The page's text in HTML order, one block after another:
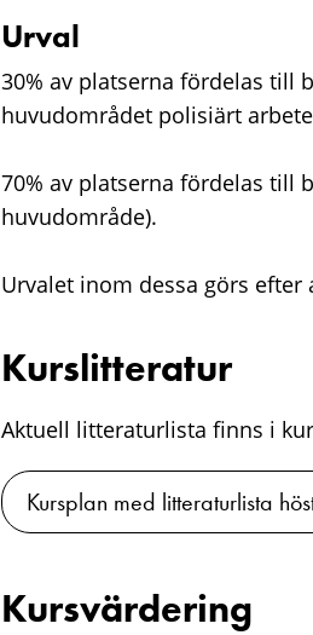
Urval
30% av platserna fördelas till
huvudområdet polisiärt
70% av platserna fördelas till
huvudområde).
Urvalet inom dessa görs
Kurslitteratur
Aktuell litteraturlista finns i
Kursplan med litteraturlista
Kursvärdering